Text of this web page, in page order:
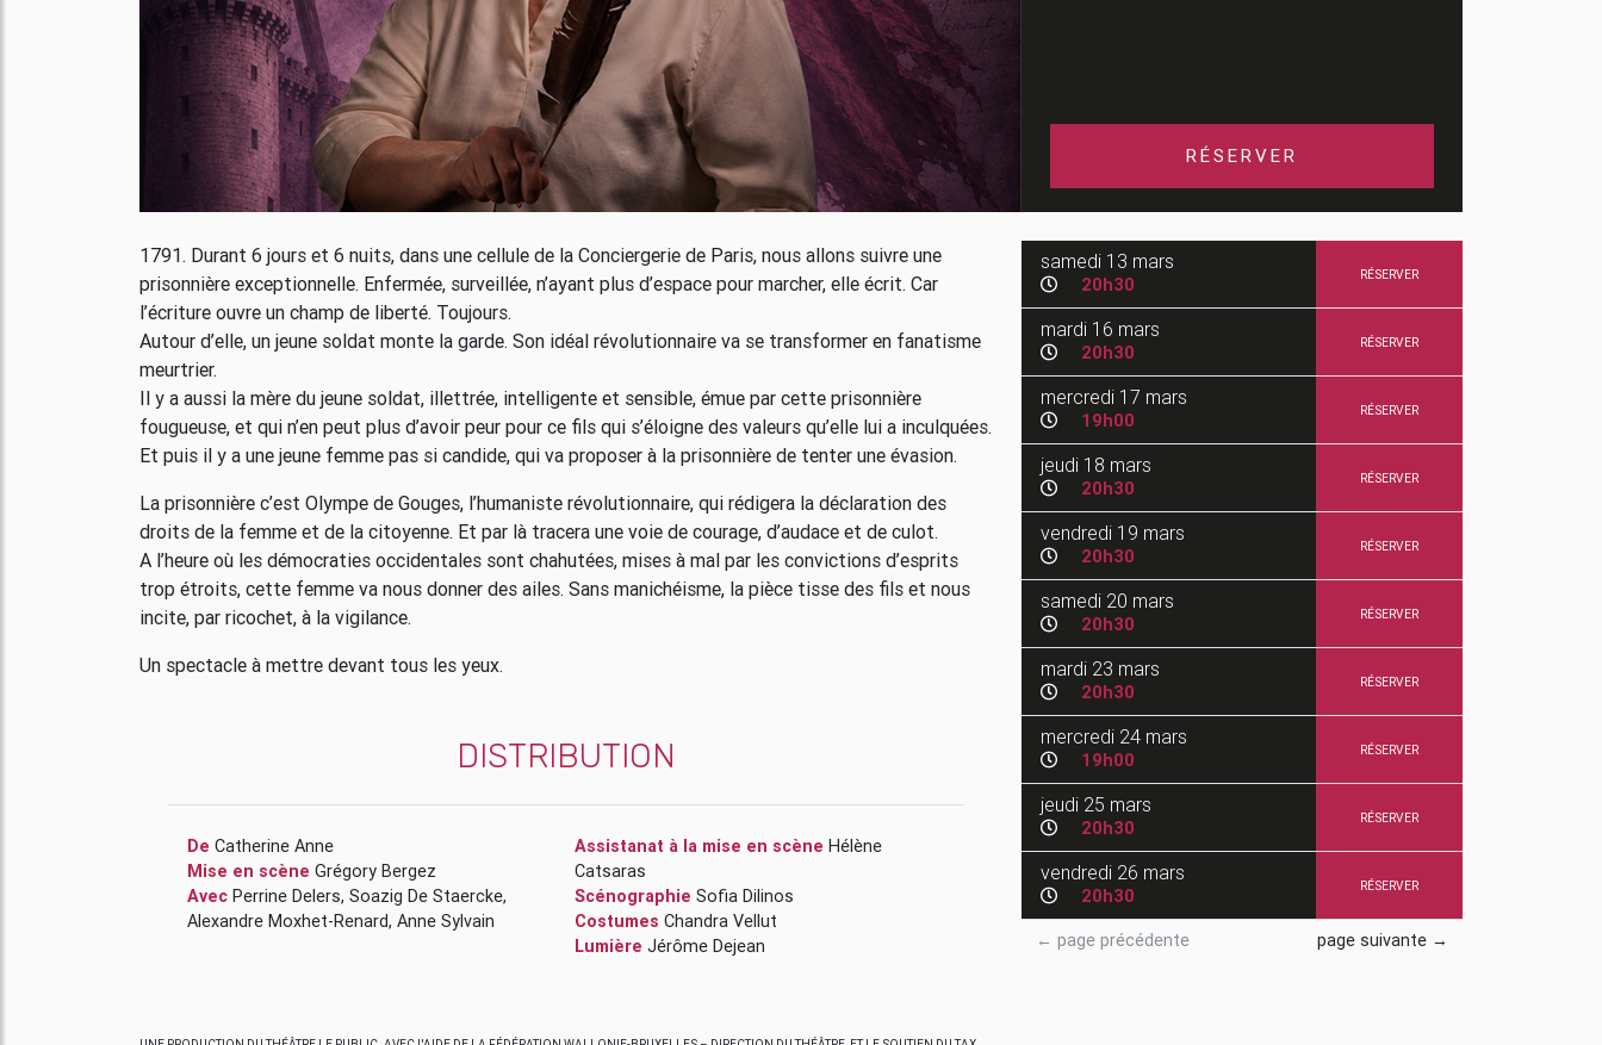
RÉSERVER
1791. Durant 6 jours et 6 nuits, dans une cellule de la Conciergerie de Paris, nous allons suivre une
prisonnière exceptionnelle. Enfermée, surveillée, n’ayant plus d’espace pour marcher, elle écrit. Car
l’écriture ouvre un champ de liberté. Toujours.
Autour d’elle, un jeune soldat monte la garde. Son idéal révolutionnaire va se transformer en fanatisme
meurtrier.
Il y a aussi la mère du jeune soldat, illettrée, intelligente et sensible, émue par cette prisonnière
fougueuse, et qui n’en peut plus d’avoir peur pour ce fils qui s’éloigne des valeurs qu’elle lui a inculquées.
Et puis il y a une jeune femme pas si candide, qui va proposer à la prisonnière de tenter une évasion.
La prisonnière c’est Olympe de Gouges, l’humaniste révolutionnaire, qui rédigera la déclaration des
droits de la femme et de la citoyenne. Et par là tracera une voie de courage, d’audace et de culot.
A l’heure où les démocraties occidentales sont chahutées, mises à mal par les convictions d’esprits
trop étroits, cette femme va nous donner des ailes. Sans manichéisme, la pièce tisse des fils et nous
incite, par ricochet, à la vigilance.
Un spectacle à mettre devant tous les yeux.
DISTRIBUTION
De Catherine Anne
Mise en scène
Grégory Bergez
Avec Perrine Delers, Soazig De Staercke,
Alexandre Moxhet-Renard, Anne Sylvain
Assistanat à la mise en scène Hélène
Catsaras
Scénographie Sofia Dilinos
Costumes Chandra Vellut
Lumière Jérôme Dejean
samedi 13 mars
20h30 RÉSERVER
mardi 16 mars
20h30 RÉSERVER
mercredi 17 mars
19h00 RÉSERVER
jeudi 18 mars
20h30 RÉSERVER
vendredi 19 mars
20h30 RÉSERVER
samedi 20 mars
20h30 RÉSERVER
mardi 23 mars
20h30 RÉSERVER
mercredi 24 mars
19h00 RÉSERVER
jeudi 25 mars
20h30 RÉSERVER
vendredi 26 mars
20h30 RÉSERVER
← page précédente page suivante →